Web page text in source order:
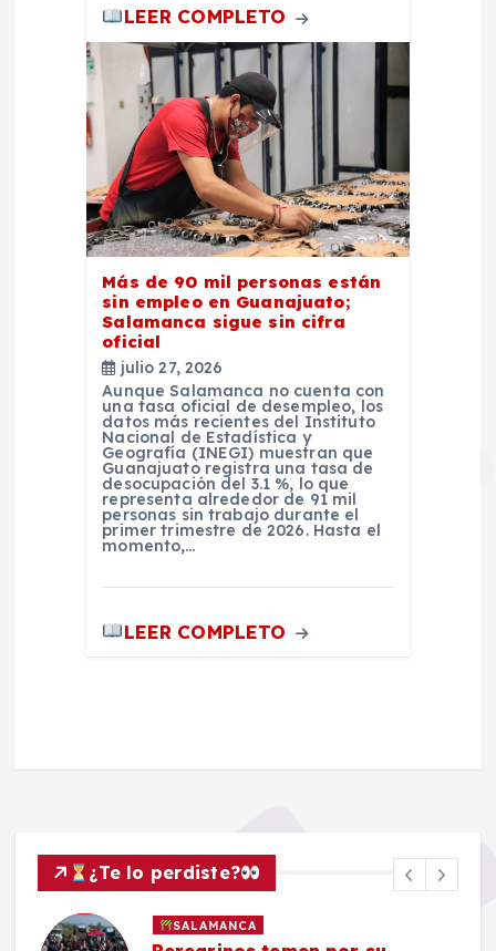
LEER COMPLETO
Más de 90 mil personas están
sin empleo en Guanajuato;
Salamanca sigue sin cifra
oficial
julio 27, 2026
Aunque Salamanca no cuenta con
una tasa oficial de desempleo, los
datos más recientes del Instituto
Nacional de Estadística y
Geografía (INEGI) muestran que
Guanajuato registra una tasa de
desocupación del 3.1 %, lo que
representa alrededor de 91 mil
personas sin trabajo durante el
primer trimestre de 2026. Hasta el
momento,…
LEER COMPLETO
¿Te lo perdiste?
SALAMANCA